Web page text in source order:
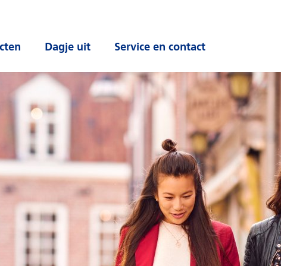
Dagje uit
Service en contact